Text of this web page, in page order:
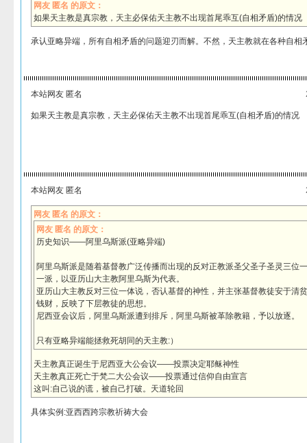
网友 匿名 的原文：
如果天主教是真宗教，天主必保佑天主教不出现首尾乖互(自相矛盾)的情况
承认亚略异端，所有自相矛盾的问题迎刃而解。不然，天主教就在各种自相
本站网友 匿名
如果天主教是真宗教，天主必保佑天主教不出现首尾乖互(自相矛盾)的情况
本站网友 匿名
网友 匿名 的原文：
网友 匿名 的原文：
历史知识——阿里乌斯派(亚略异端)
阿里乌斯派是随着基督教广泛传播而出现的反对正教派圣父圣子圣灵三位
一派，以亚历山大主教阿里乌斯为代表。
亚历山大主教反对三位一体说，否认基督的神性，并主张基督教徒安于清
钱财，反映了下层教徒的思想。
尼西亚会议后，阿里乌斯派遭到排斥，阿里乌斯被革除教籍，予以放逐。
只有亚略异端能拯救死胡同的天主教:）
天主教真正诞生于尼西亚大公会议——投票决定耶稣神性
天主教真正死亡于梵二大公会议——投票通过信仰自由宣言
这叫:自己说的谎，被自己打破。天道轮回
具体实例:亚西西跨宗教祈祷大会